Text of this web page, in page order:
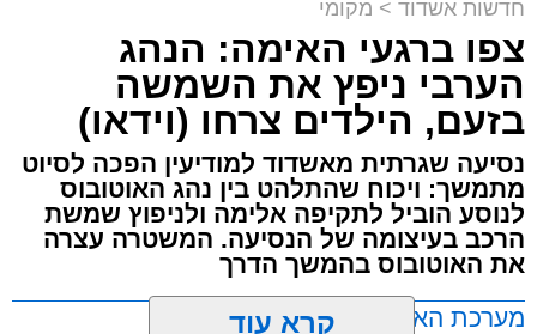
חדשות אשדוד > מקומי
צפו ברגעי האימה: הנהג
הערבי ניפץ את השמשה
בזעם, הילדים צרחו (וידאו)
נסיעה שגרתית מאשדוד למודיעין הפכה לסיוט
מתמשך: ויכוח שהתלהט בין נהג האוטובוס
לנוסע הוביל לתקיפה אלימה ולניפוץ שמשת
הרכב בעיצומה של הנסיעה. המשטרה עצרה
את האוטובוס בהמשך הדרך
מערכת האתר / 11:35 07.08.26
קרא עוד